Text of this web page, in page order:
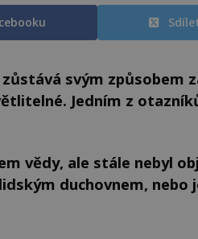
svým způsobem
Jedním z
vědy, ale stále nebyl
duchovnem, nebo